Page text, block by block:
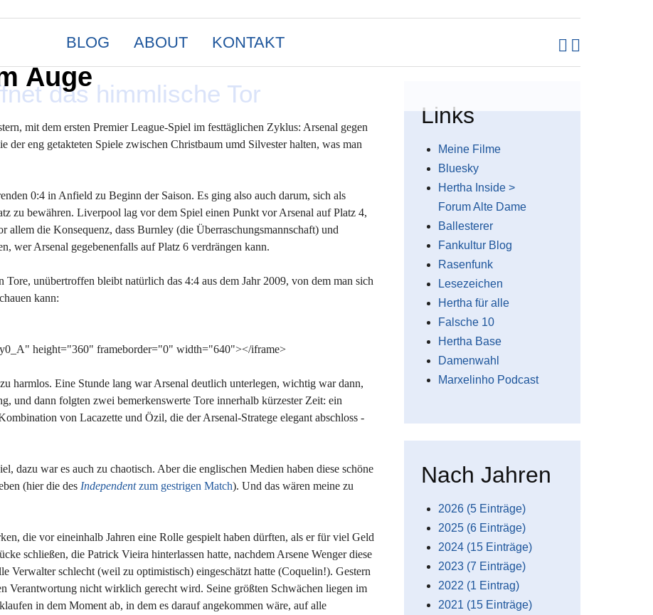
Auge
BLOG ABOUT KONTAKT
das himmlische Tor
mit dem ersten Premier League-Spiel im festtäglichen Zyklus: Arsenal gegen
eng getakteten Spiele zwischen Christbaum umd Silvester halten, was man
0:4 in Anfield zu Beginn der Saison. Es ging also auch darum, sich als
zu bewähren. Liverpool lag vor dem Spiel einen Punkt vor Arsenal auf Platz 4,
allem die Konsequenz, dass Burnley (die Überraschungsmannschaft) und
wer Arsenal gegebenenfalls auf Platz 6 verdrängen kann.
unübertroffen bleibt natürlich das 4:4 aus dem Jahr 2009, von dem man sich
kann:
height="360" frameborder="0" width="640"></iframe>
harmlos. Eine Stunde lang war Arsenal deutlich unterlegen, wichtig war dann,
und dann folgten zwei bemerkenswerte Tore innerhalb kürzester Zeit: ein
von Lacazette und Özil, die der Arsenal-Stratege elegant abschloss -
dazu war es auch zu chaotisch. Aber die englischen Medien haben diese schöne
(hier die des Independentzum gestrigen Match). Und das wären meine zu
die vor eineinhalb Jahren eine Rolle gespielt haben dürften, als er für viel Geld
schließen, die Patrick Vieira hinterlassen hatte, nachdem Arsene Wenger diese
Verwalter schlecht (weil zu optimistisch) eingeschätzt hatte (Coquelin!). Gestern
Verantwortung nicht wirklich gerecht wird. Seine größten Schwächen liegen im
in dem Moment ab, in dem es darauf angekommen wäre, auf alle
Links
Meine Filme
Bluesky
Hertha Inside >
Forum Alte Dame
Ballesterer
Fankultur Blog
Rasenfunk
Lesezeichen
Hertha für alle
Falsche 10
Hertha Base
Damenwahl
Marxelinho Podcast
Nach Jahren
2026 (5 Einträge)
2025 (6 Einträge)
2024 (15 Einträge)
2023 (7 Einträge)
2022 (1 Eintrag)
2021 (15 Einträge)